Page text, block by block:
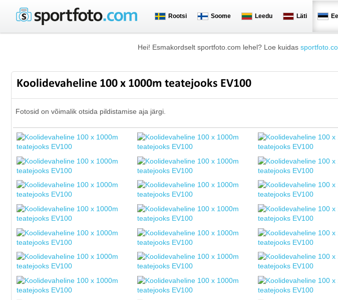
Rootsi Soome Leedu Läti
Hei! Esmakordselt sportfoto.com lehel? Loe kuidas
Koolidevaheline 100 x 1000m teatejooks EV100
Fotosid on võimalik otsida pildistamise aja järgi.